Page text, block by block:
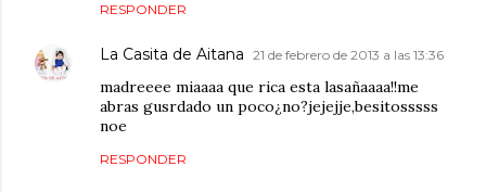
RESPONDER
La Casita de Aitana 21 de febrero de 2013 a las 13:36
madreeee miaaaa que rica esta lasañaaaa!!me
abras gusrdado un poco¿no?jejejje,besitosssss
noe
RESPONDER